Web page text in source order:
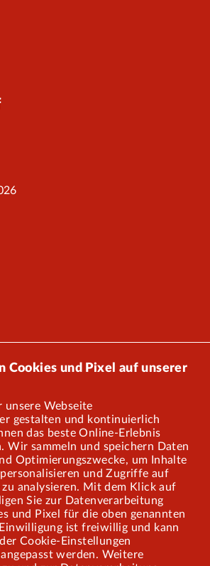
Cookies und Pixel auf unserer
Webseite
gestalten und kontinuierlich
das beste Online-Erlebnis
Wir sammeln und speichern Daten
Optimierungszwecke, um Inhalte
und Zugriffe auf
zu analysieren. Mit dem Klick auf
Sie zur Datenverarbeitung
und Pixel für die oben genannten
ist freiwillig und kann
Cookie-Einstellungen
werden. Weitere